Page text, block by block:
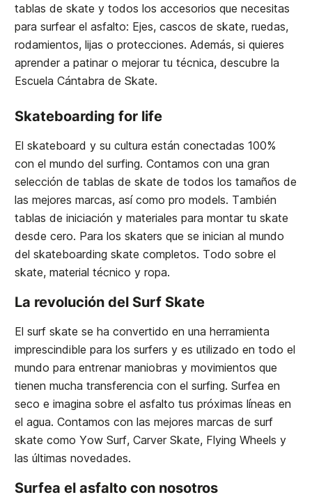
tablas de skate y todos los accesorios que necesitas
para surfear el asfalto: Ejes, cascos de skate, ruedas,
rodamientos, lijas o protecciones. Además, si quieres
aprender a patinar o mejorar tu técnica, descubre la
Escuela Cántabra de Skate.
Skateboarding for life
El skateboard y su cultura están conectadas 100%
con el mundo del surfing. Contamos con una gran
selección de tablas de skate de todos los tamaños de
las mejores marcas, así como pro models. También
tablas de iniciación y materiales para montar tu skate
desde cero. Para los skaters que se inician al mundo
del skateboarding skate completos. Todo sobre el
skate, material técnico y ropa.
La revolución del Surf Skate
El surf skate se ha convertido en una herramienta
imprescindible para los surfers y es utilizado en todo el
mundo para entrenar maniobras y movimientos que
tienen mucha transferencia con el surfing. Surfea en
seco e imagina sobre el asfalto tus próximas líneas en
el agua. Contamos con las mejores marcas de surf
skate como Yow Surf, Carver Skate, Flying Wheels y
las últimas novedades.
Surfea el asfalto con nosotros